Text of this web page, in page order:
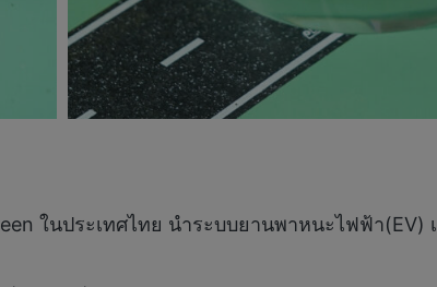
ในประเทศไทย นำระบบยานพาหนะไฟฟ้า(EV)